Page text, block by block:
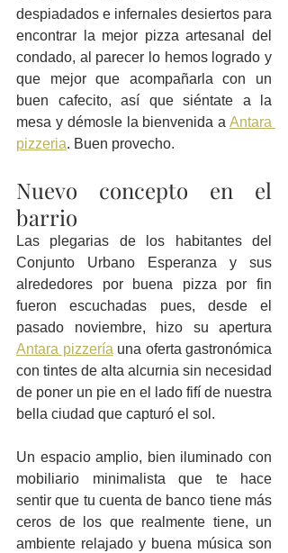
despiadados e infernales desiertos para
encontrar la mejor pizza artesanal del
condado, al parecer lo hemos logrado y
que mejor que acompañarla con un
buen cafecito, así que siéntate a la
mesa y démosle la bienvenida a Antara
pizzeria. Buen provecho.
Nuevo concepto en el
barrio
Las plegarias de los habitantes del
Conjunto Urbano Esperanza y sus
alrededores por buena pizza por fin
fueron escuchadas pues, desde el
Antara pizzería una oferta gastronómica
con tintes de alta alcurnia sin necesidad
de poner un pie en el lado fifí de nuestra
bella ciudad que capturó el sol.
Un espacio amplio, bien iluminado con
mobiliario minimalista que te hace
sentir que tu cuenta de banco tiene más
ceros de los que realmente tiene, un
ambiente relajado y buena música son